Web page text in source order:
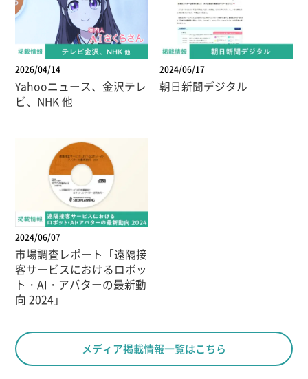
2026/04/14
Yahooニュース、金沢テレ
ビ、NHK 他
2024/06/17
朝日新聞デジタル
2024/06/07
市場調査レポート「遠隔接
客サービスにおけるロボッ
ト・AI・アバターの最新動
向 2024」
メディア掲載情報一覧はこちら